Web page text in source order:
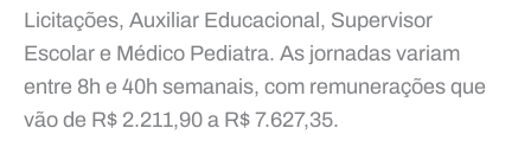
Licitações, Auxiliar Educacional, Supervisor
Escolar e Médico Pediatra. As jornadas variam
entre 8h e 40h semanais, com remunerações que
vão de R$ 2.211,90 a R$ 7.627,35.